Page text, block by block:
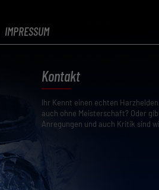
IMPRESSUM
Kontakt
Ihr Kennt einen echten
auch ohne Meisterschaft? Oder
Anregungen und auch Kritik sind